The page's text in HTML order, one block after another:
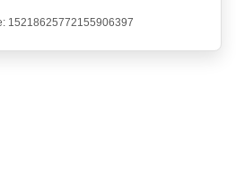
15218625772155906397